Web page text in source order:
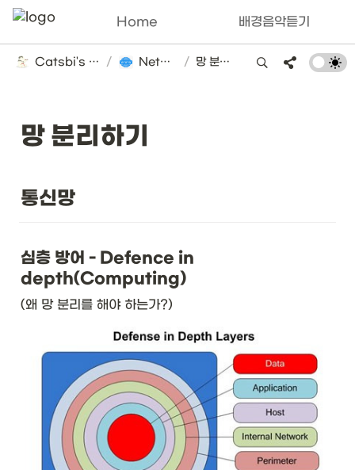
Home 배경음악듣기
Catsbi's DLog / Network / 망 분리하기
망 분리하기
통신망
심층 방어 - Defence in
depth(Computing)
(왜 망 분리를 해야 하는가?)